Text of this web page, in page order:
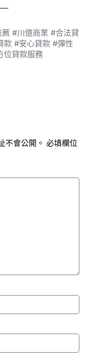
#川億商業 #合法貸
款 #安心貸款 #彈性
位貸款服務
不會公開。 必填欄位